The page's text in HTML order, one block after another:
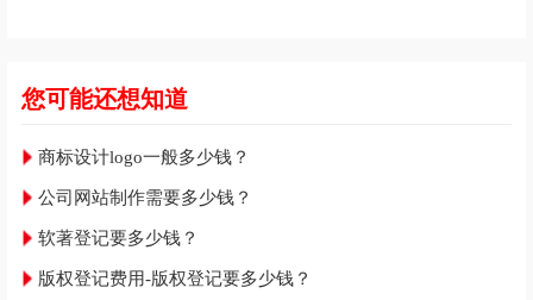
您可能还想知道
商标设计logo一般多少钱？
公司网站制作需要多少钱？
软著登记要多少钱？
版权登记费用-版权登记要多少钱？